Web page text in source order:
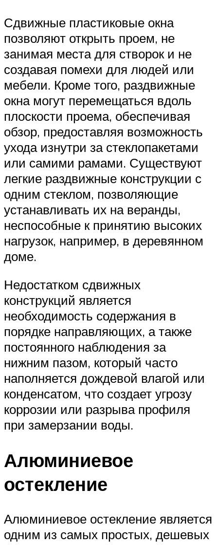
Сдвижные пластиковые окна
позволяют открыть проем, не
занимая места для створок и не
создавая помехи для людей или
мебели. Кроме того, раздвижные
окна могут перемещаться вдоль
плоскости проема, обеспечивая
обзор, предоставляя возможность
ухода изнутри за стеклопакетами
или самими рамами. Существуют
легкие раздвижные конструкции с
одним стеклом, позволяющие
устанавливать их на веранды,
неспособные к принятию высоких
нагрузок, например, в деревянном
доме.
Недостатком сдвижных
конструкций является
необходимость содержания в
порядке направляющих, а также
постоянного наблюдения за
нижним пазом, который часто
наполняется дождевой влагой или
конденсатом, что создает угрозу
коррозии или разрыва профиля
при замерзании воды.
Алюминиевое
остекление
Алюминиевое остекление является
одним из самых простых, дешевых